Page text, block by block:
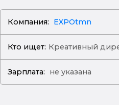
Компания: EXPOtmn
Кто ищет: Креативный
Зарплата: не указана